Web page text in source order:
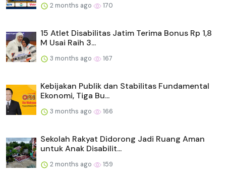
2 months ago 170
15 Atlet Disabilitas Jatim Terima Bonus Rp 1,8
M Usai Raih 3...
3 months ago 167
Kebijakan Publik dan Stabilitas Fundamental
Ekonomi, Tiga Bu...
3 months ago 166
Sekolah Rakyat Didorong Jadi Ruang Aman
untuk Anak Disabilit...
2 months ago 159